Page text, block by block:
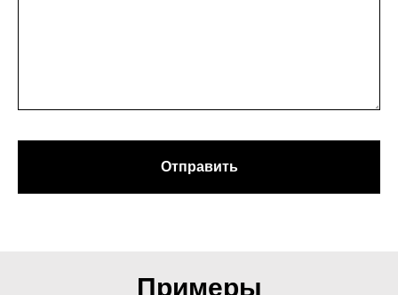
Отправить
Примеры